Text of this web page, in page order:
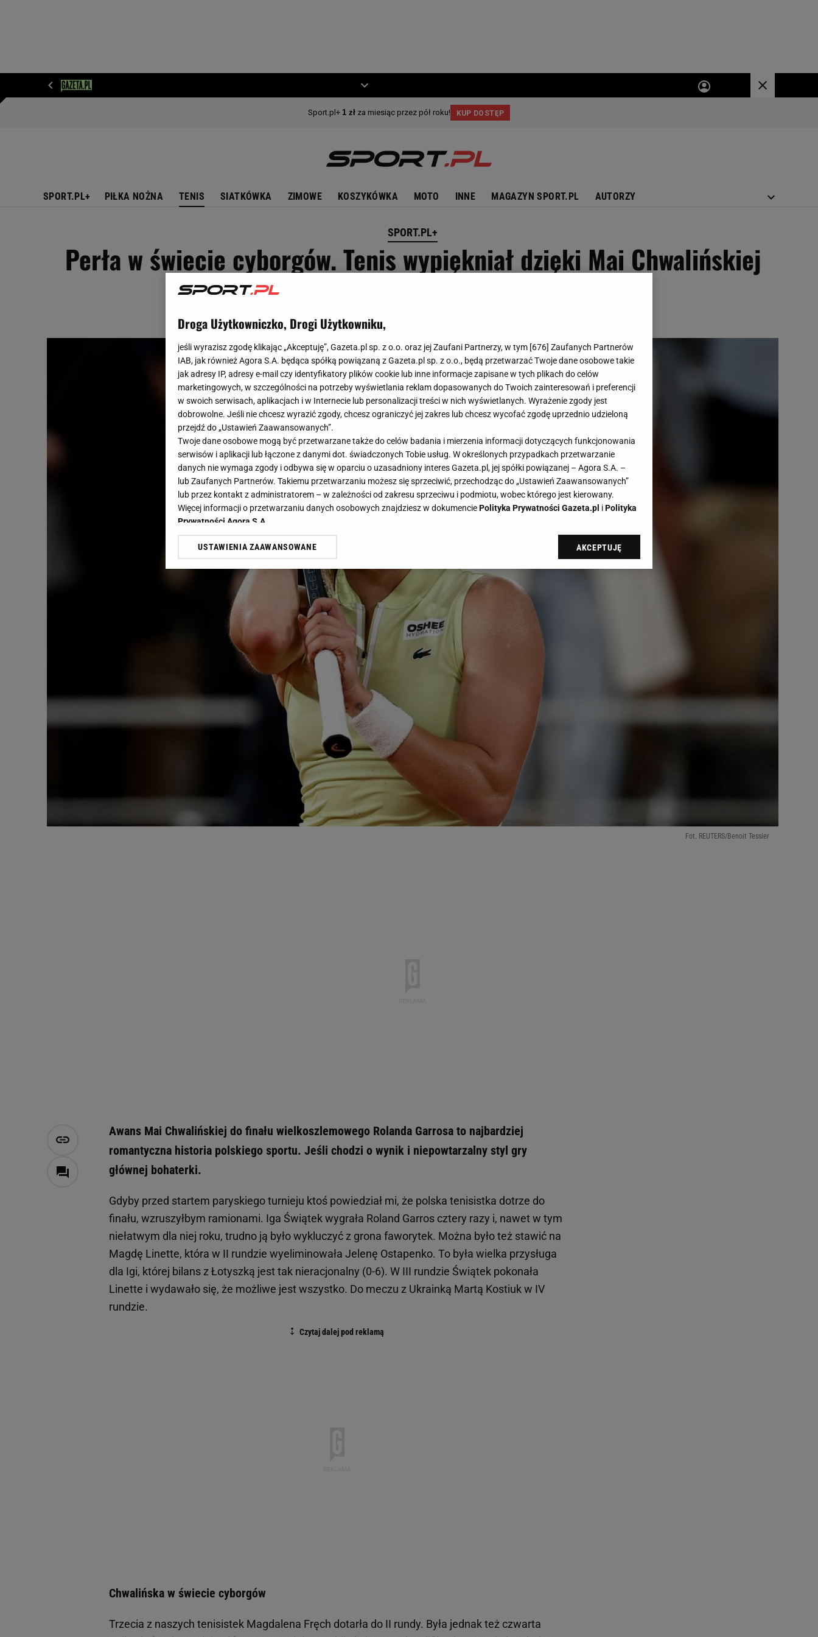
SPORT.PL+ PIŁKA NOŻNA TENIS SIATKÓWKA ZIMOWE KOSZYKÓWKA MOTO INNE MAGAZYN SPORT.PL AUTORZY
SPORT.PL+
Perła w świecie cyborgów. Tenis wypiękniał dzięki Mai Chwalińskiej
Fot. REUTERS/Benoit Tessier
Awans Mai Chwalińskiej do finału wielkoszlemowego Rolanda Garrosa to najbardziej
romantyczna historia polskiego sportu. Jeśli chodzi o wynik i niepowtarzalny styl gry
głównej bohaterki.
Gdyby przed startem paryskiego turnieju ktoś powiedział mi, że polska tenisistka dotrze do
finału, wzruszyłbym ramionami. Iga Świątek wygrała Roland Garros cztery razy i, nawet w tym
niełatwym dla niej roku, trudno ją było wykluczyć z grona faworytek. Można było też stawić na
Magdę Linette, która w II rundzie wyeliminowała Jelenę Ostapenko. To była wielka przysługa
dla Igi, której bilans z Łotyszką jest tak nieracjonalny (0-6). W III rundzie Świątek pokonała
Linette i wydawało się, że możliwe jest wszystko. Do meczu z Ukrainką Martą Kostiuk w IV
rundzie.
Chwalińska w świecie cyborgów
Trzecia z naszych tenisistek Magdalena Fręch dotarła do II rundy. Była jednak też czwarta
Droga Użytkowniczko, Drogi Użytkowniku,
jeśli wyrazisz zgodę klikając „Akceptuję”, Gazeta.pl sp. z o.o. oraz jej Zaufani Partnerzy, w tym [676] Zaufanych Partnerów
IAB, jak również Agora S.A. będąca spółką powiązaną z Gazeta.pl sp. z o.o., będą przetwarzać Twoje dane osobowe takie
jak adresy IP, adresy e-mail czy identyfikatory plików cookie lub inne informacje zapisane w tych plikach do celów
marketingowych, w szczególności na potrzeby wyświetlania reklam dopasowanych do Twoich zainteresowań i preferencji
w swoich serwisach, aplikacjach i w Internecie lub personalizacji treści w nich wyświetlanych. Wyrażenie zgody jest
dobrowolne. Jeśli nie chcesz wyrazić zgody, chcesz ograniczyć jej zakres lub chcesz wycofać zgodę uprzednio udzieloną
przejdź do „Ustawień Zaawansowanych”.
Twoje dane osobowe mogą być przetwarzane także do celów badania i mierzenia informacji dotyczących funkcjonowania
serwisów i aplikacji lub łączone z danymi dot. świadczonych Tobie usług. W określonych przypadkach przetwarzanie
danych nie wymaga zgody i odbywa się w oparciu o uzasadniony interes Gazeta.pl, jej spółki powiązanej – Agora S.A. –
lub Zaufanych Partnerów. Takiemu przetwarzaniu możesz się sprzeciwić, przechodząc do „Ustawień Zaawansowanych”
lub przez kontakt z administratorem – w zależności od zakresu sprzeciwu i podmiotu, wobec którego jest kierowany.
Więcej informacji o przetwarzaniu danych osobowych znajdziesz w dokumenciePolityka Prywatności Gazeta.pl iPolityka
Prywatności Agora S.A.
Klikając „Akceptuję” wyrażasz też zgodę na zainstalowanie i przechowywanie plików cookie Gazeta.pl sp. z o.o., jej
Zaufanych Partnerów i Agora S.A. na Twoim urządzeniu końcowym. Możesz w każdej chwili zmienić swoje preferencje
dotyczące plików cookie, wywołując narzędzie do zarządzania twoimi preferencjami dot. przetwarzania danych poprzez
odnośnik „Ustawienia prywatności ” w stopce serwisu i przechodząc do „Ustawień Zaawansowanych”. Zmiana ustawień
plików cookie możliwa jest także za pomocą ustawień przeglądarki.
My, nasi Zaufani Partnerzy i Agora S.A. możemy przetwarzać dane osobowe w następujących celach:
Użycie dokładnych danych geolokalizacyjnych. Aktywne skanowanie charakterystyki urządzenia do celów identyfikacji.
Przechowywanie informacji na urządzeniu lub dostęp do nich. Spersonalizowane reklamy i treści, pomiar reklam i treści,
badnie odbiorców i ulepszanie usług.
Lista Zaufanych Partnerów
USTAWIENIA ZAAWANSOWANE AKCEPTUJĘ